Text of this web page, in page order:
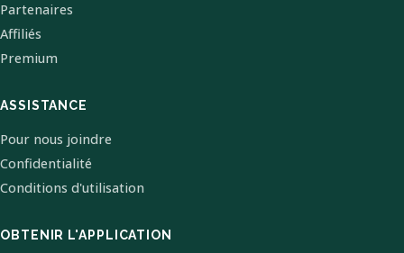
Partenaires
Affiliés
Premium
ASSISTANCE
Pour nous joindre
Confidentialité
Conditions d'utilisation
OBTENIR L'APPLICATION